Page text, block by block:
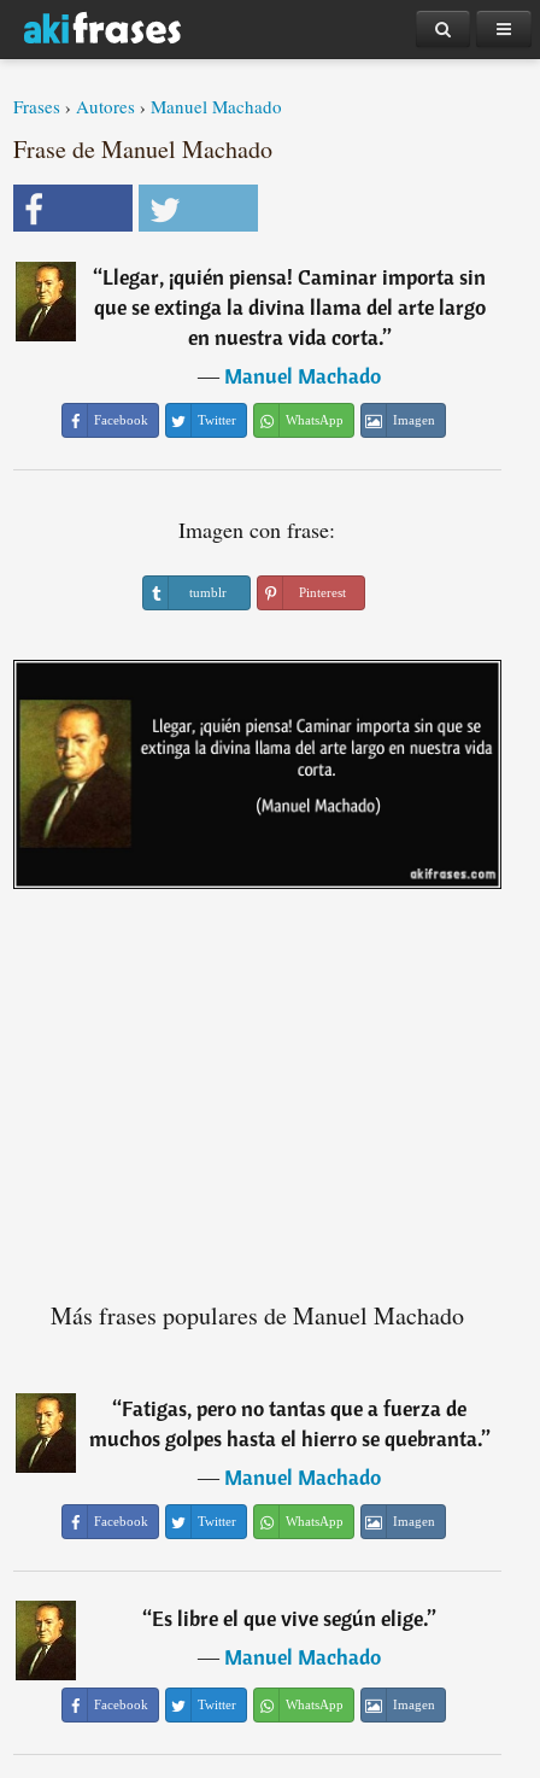
Frases ›Autores ›Manuel Machado
Frase de Manuel Machado
“Llegar, ¡quién piensa! Caminar importa sin
que se extinga la divina llama del arte largo
en nuestra vida corta.”
―Manuel Machado
Facebook Twitter WhatsApp Imagen
Imagen con frase:
tumblr Pinterest
Más frases populares de Manuel Machado
“Fatigas, pero no tantas que a fuerza de
muchos golpes hasta el hierro se quebranta.”
―Manuel Machado
Facebook Twitter WhatsApp Imagen
“Es libre el que vive según elige.”
―Manuel Machado
Facebook Twitter WhatsApp Imagen